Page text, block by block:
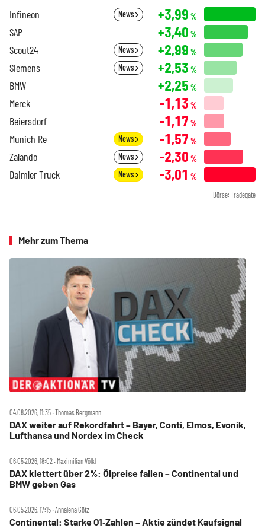
Infineon News +3,99 %
SAP +3,40 %
Scout24 News +2,99 %
Siemens News +2,53 %
BMW +2,25 %
Merck -1,13 %
Beiersdorf -1,17 %
Munich Re News -1,57 %
Zalando News -2,30 %
Daimler Truck News -3,01 %
Börse: Tradegate
Mehr zum Thema
04.08.2026, 11:35 ‧ Thomas Bergmann
DAX weiter auf Rekordfahrt – Bayer, Conti, Elmos, Evonik,
Lufthansa und Nordex im Check
06.05.2026, 18:02 ‧ Maximilian Völkl
DAX klettert über 2%: Ölpreise fallen – Continental und
BMW geben Gas
06.05.2026, 17:15 ‧ Annalena Götz
Continental: Starke Q1‑Zahlen – Aktie zündet Kaufsignal